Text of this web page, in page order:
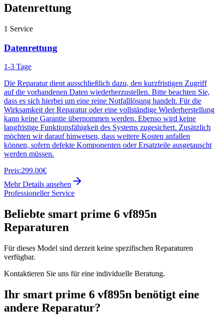
Datenrettung
1 Service
Datenrettung
1-3 Tage
Die Reparatur dient ausschließlich dazu, den kurzfristigen Zugriff
auf die vorhandenen Daten wiederherzustellen. Bitte beachten Sie,
dass es sich hierbei um eine reine Notfalllösung handelt. Für die
Wirksamkeit der Reparatur oder eine vollständige Wiederherstellung
kann keine Garantie übernommen werden. Ebenso wird keine
langfristige Funktionsfähigkeit des Systems zugesichert. Zusätzlich
möchten wir darauf hinweisen, dass weitere Kosten anfallen
können, sofern defekte Komponenten oder Ersatzteile ausgetauscht
werden müssen.
Preis:299.00€
Mehr Details ansehen
Professioneller Service
Beliebte smart prime 6 vf895n
Reparaturen
Für dieses Model sind derzeit keine spezifischen Reparaturen
verfügbar.
Kontaktieren Sie uns für eine individuelle Beratung.
Ihr smart prime 6 vf895n benötigt eine
andere Reparatur?